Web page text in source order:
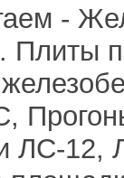
-
Плиты
ЛС-